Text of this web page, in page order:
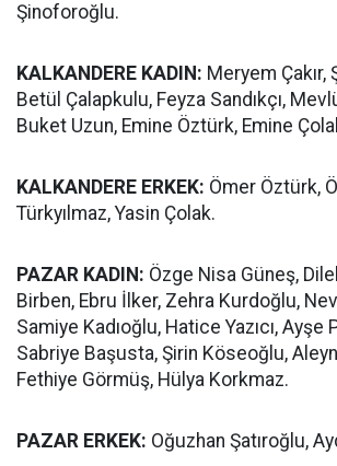
Şinoforoğlu.
KALKANDERE KADIN: Meryem Çakır,
Betül Çalapkulu, Feyza Sandıkçı,
Buket Uzun, Emine Öztürk, Emine
KALKANDERE ERKEK: Ömer Öztürk,
Türkyılmaz, Yasin Çolak.
PAZAR KADIN: Özge Nisa Güneş,
Birben, Ebru İlker, Zehra Kurdoğlu,
Samiye Kadıoğlu, Hatice Yazıcı,
Sabriye Başusta, Şirin Köseoğlu,
Fethiye Görmüş, Hülya Korkmaz.
PAZAR ERKEK: Oğuzhan Şatıroğlu,